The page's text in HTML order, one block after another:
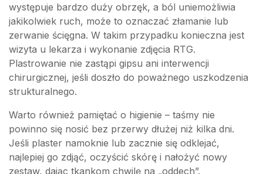
występuje bardzo duży obrzęk, a ból uniemożliwia
jakikolwiek ruch, może to oznaczać złamanie lub
zerwanie ścięgna. W takim przypadku konieczna jest
wizyta u lekarza i wykonanie zdjęcia RTG.
Plastrowanie nie zastąpi gipsu ani interwencji
chirurgicznej, jeśli doszło do poważnego uszkodzenia
strukturalnego.
Warto również pamiętać o higienie – taśmy nie
powinno się nosić bez przerwy dłużej niż kilka dni.
Jeśli plaster namoknie lub zacznie się odklejać,
najlepiej go zdjąć, oczyścić skórę i nałożyć nowy
zestaw, dając tkankom chwilę na „oddech”.